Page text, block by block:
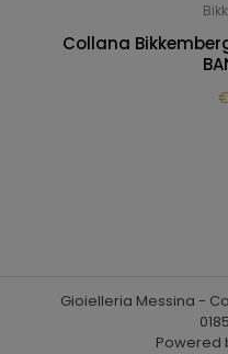
Collana
Gioielleria Messina -
Powered